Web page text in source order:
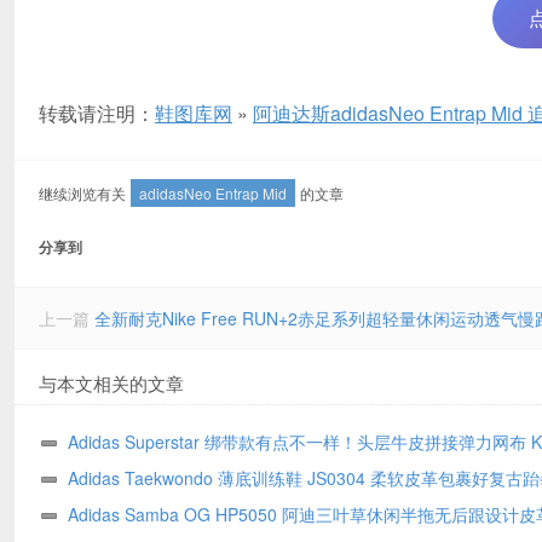
转载请注明： 鞋图库网 » 阿迪达斯adidasNeo Entrap Mid
继续浏览有关 adidasNeo Entrap Mid 的文章
分享到
上一篇 全新耐克Nike Free RUN+2赤足系列超轻量休闲运动透气慢
与本文相关的文章
Adidas Superstar 绑带款有点不一样！头层牛皮拼接弹力网布
经典贝壳头尺码全
Adidas Taekwondo 薄底训练鞋 JS0304 柔软皮革包裹好复古
黑白极简 尺码全
Adidas Samba OG HP5050 阿迪三叶草休闲半拖无后跟设计皮